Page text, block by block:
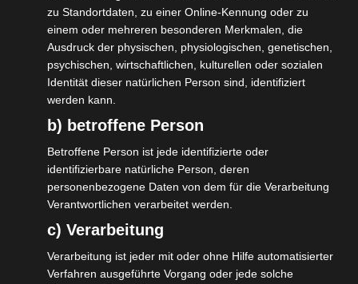
MU-MIMOund OFDMA
Bei Access Points der neusten Generation befinden sich
bis zu 8 Antennen in einem Access Point. Endgeräte sind
zwar noch mit weniger Antennen ausgestattet, dennoch
ermöglicht die hohe Anzahl eine gleichmäßigere
Verteilung beim Senden und Empfangen von Daten. Das
Resultat ist, dass gleichzeitig größere Datenströme
verarbeitet werden und somit auch der Datendurchsatz
verbessert wird.
zu Standortdaten, zu einer Online-Kennung oder zu
einem oder mehreren besonderen Merkmalen, die
Ausdruck der physischen, physiologischen, genetischen,
psychischen, wirtschaftlichen, kulturellen oder sozialen
Identität dieser natürlichen Person sind, identifiziert
werden kann.
b) betroffene Person
Betroffene Person ist jede identifizierte oder
identifizierbare natürliche Person, deren
personenbezogene Daten von dem für die Verarbeitung
Verantwortlichen verarbeitet werden.
c) Verarbeitung
Verarbeitung ist jeder mit oder ohne Hilfe automatisierter
Verfahren ausgeführte Vorgang oder jede solche